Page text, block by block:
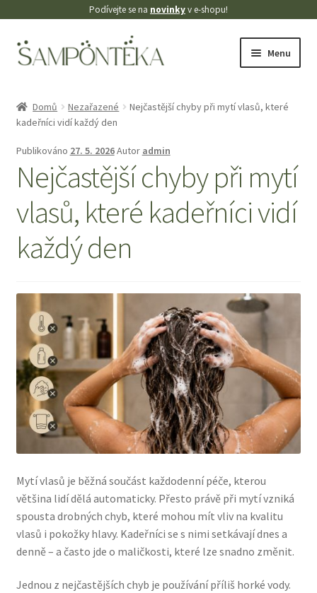
Podívejte se na novinkyv e-shopu!
Přeskočit
na
Přejít
k
Menu
Blog
Doprava
Kontakt
Můj účet
O nás
Obchod
Obchodní podmínky
Pokladna
Reklamace
Domů Nezařazené
Nejčastější chyby při mytí vlasů, které
kadeřníci vidí každý den
Publikováno 27. 5. 2026Autor admin
Nejčastější chyby při mytí
vlasů, které kadeřníci vidí
každý den
Mytí vlasů je běžná součást každodenní péče, kterou
většina lidí dělá automaticky. Přesto právě při mytí vzniká
spousta drobných chyb, které mohou mít vliv na kvalitu
vlasů i pokožky hlavy. Kadeřníci se s nimi setkávají dnes a
denně – a často jde o maličkosti, které lze snadno změnit.
Jednou z nejčastějších chyb je používání příliš horké vody.